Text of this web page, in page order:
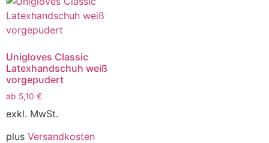
Unigloves Classic
Latexhandschuh weiß
vorgepudert
ab 5,10 €
exkl. MwSt.
plus Versandkosten